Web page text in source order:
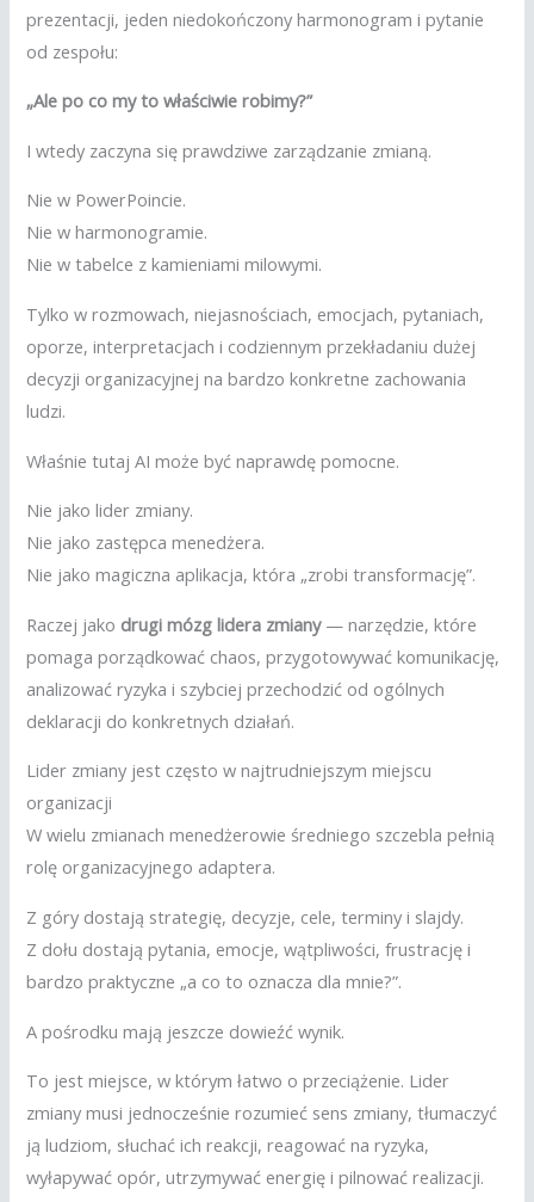
prezentacji, jeden niedokończony harmonogram i pytanie
od zespołu:
„Ale po co my to właściwie robimy?”
I wtedy zaczyna się prawdziwe zarządzanie zmianą.
Nie w PowerPoincie.
Nie w harmonogramie.
Nie w tabelce z kamieniami milowymi.
Tylko w rozmowach, niejasnościach, emocjach, pytaniach,
oporze, interpretacjach i codziennym przekładaniu dużej
decyzji organizacyjnej na bardzo konkretne zachowania
ludzi.
Właśnie tutaj AI może być naprawdę pomocne.
Nie jako lider zmiany.
Nie jako zastępca menedżera.
Nie jako magiczna aplikacja, która „zrobi transformację”.
Raczej jako drugi mózg lidera zmiany— narzędzie, które
pomaga porządkować chaos, przygotowywać komunikację,
analizować ryzyka i szybciej przechodzić od ogólnych
deklaracji do konkretnych działań.
Lider zmiany jest często w najtrudniejszym miejscu
organizacji
W wielu zmianach menedżerowie średniego szczebla pełnią
rolę organizacyjnego adaptera.
Z góry dostają strategię, decyzje, cele, terminy i slajdy.
Z dołu dostają pytania, emocje, wątpliwości, frustrację i
bardzo praktyczne „a co to oznacza dla mnie?”.
A pośrodku mają jeszcze dowieźć wynik.
To jest miejsce, w którym łatwo o przeciążenie. Lider
zmiany musi jednocześnie rozumieć sens zmiany, tłumaczyć
ją ludziom, słuchać ich reakcji, reagować na ryzyka,
wyłapywać opór, utrzymywać energię i pilnować realizacji.